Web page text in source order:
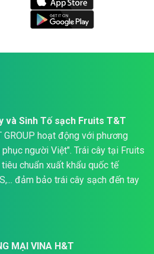
và Sinh Tố sạch Fruits T&T
hoạt động với phương
phục người Việt". Trái cây tại Fruits
chuẩn xuất khẩu quốc tế
đảm bảo trái cây sạch đến tay
MẠI VINA H&T